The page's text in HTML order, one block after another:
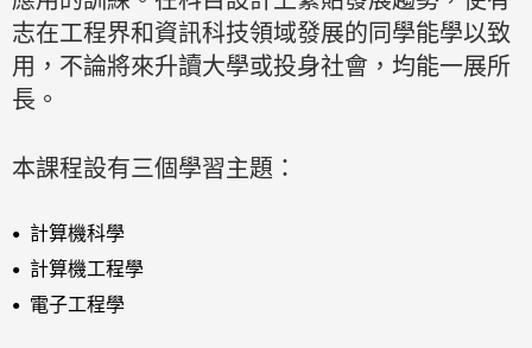
志在工程界和資訊科技領域發展的同學能學以致
用，不論將來升讀大學或投身社會，均能一展所
長。
本課程設有三個學習主題：
計算機科學
計算機工程學
電子工程學